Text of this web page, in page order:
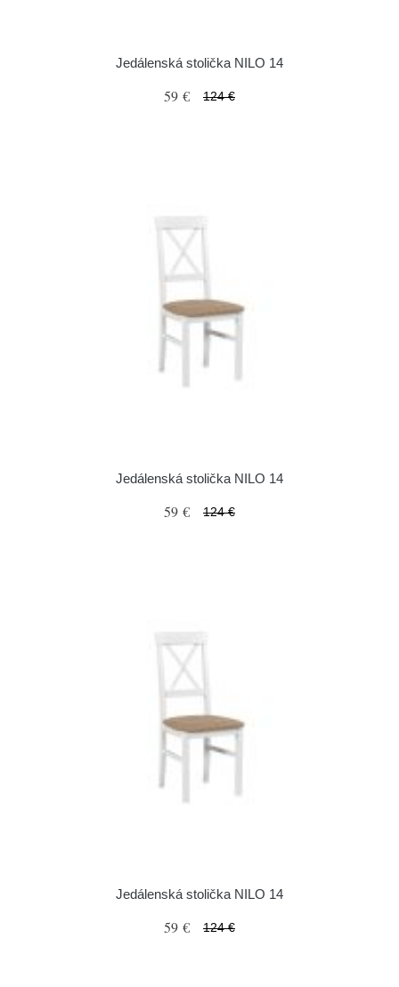
Jedálenská stolička NILO 14
59 € 124 €
Jedálenská stolička NILO 14
59 € 124 €
Jedálenská stolička NILO 14
59 € 124 €